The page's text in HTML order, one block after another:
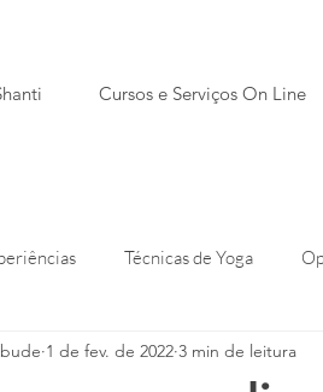
Técnicas de Yoga
1 de fev. de 2022 3 min de leitura
Cursos e Serviços On Line